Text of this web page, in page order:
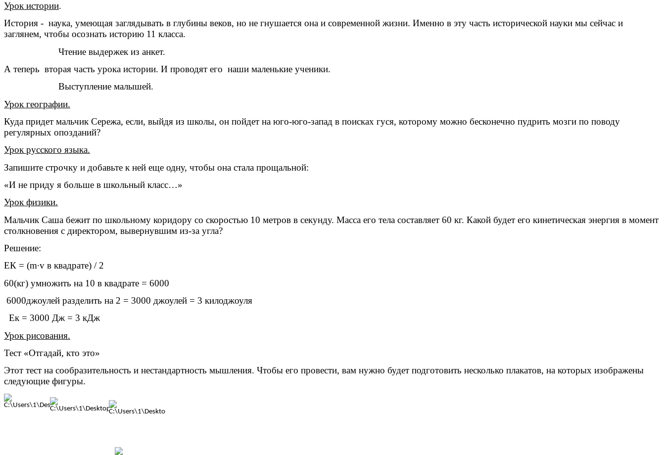
Урок истории.
История - наука, умеющая заглядывать в глубины веков, но не гнушается она и современной жизни. Именно в эту часть исторической науки мы сейчас и
заглянем, чтобы осознать историю 11 класса.
Чтение выдержек из анкет.
А теперь вторая часть урока истории. И проводят его наши маленькие ученики.
Выступление малышей.
Урок географии.
Куда придет мальчик Сережа, если, выйдя из школы, он пойдет на юго-юго-запад в поисках гуся, которому можно бесконечно пудрить мозги по поводу
регулярных опозданий?
Урок русского языка.
Запишите строчку и добавьте к ней еще одну, чтобы она стала прощальной:
«И не приду я больше в школьный класс…»
Урок физики.
Мальчик Саша бежит по школьному коридору со скоростью 10 метров в секунду. Масса его тела составляет 60 кг. Какой будет его кинетическая энергия в момент
столкновения с директором, вывернувшим из-за угла?
Решение:
ЕК = (m∙v в квадрате) / 2
60(кг) умножить на 10 в квадрате = 6000
6000джоулей разделить на 2 = 3000 джоулей = 3 килоджоуля
Ек = 3000 Дж = 3 кДж
Урок рисования.
Тест «Отгадай, кто это»
Этот тест на сообразительность и нестандартность мышления. Чтобы его провести, вам нужно будет подготовить несколько плакатов, на которых изображены
следующие фигуры.